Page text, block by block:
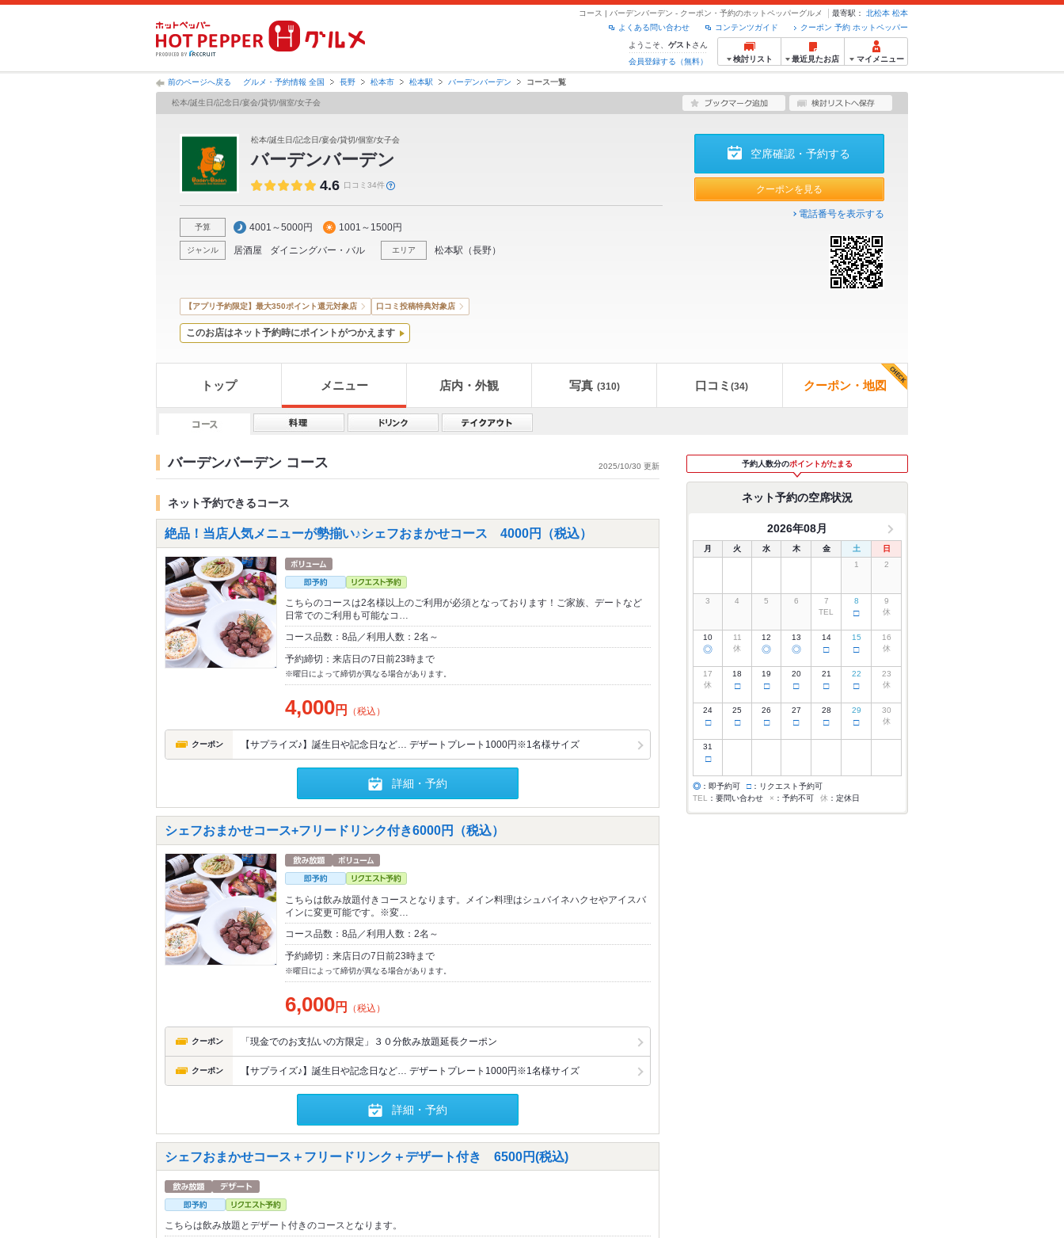
コース | バーデンバーデン - クーポン・予約のホットペッパーグルメ 最寄駅： 北松本 松本
クーポン 予約 ホットペッパー
コンテンツガイド
よくある問い合わせ
ようこそ、 ゲスト さん
会員登録する（無料）
検討リスト 最近見たお店 マイメニュー
前のページへ戻る グルメ・予約情報 全国 長野 松本市 松本駅 バーデンバーデン コース一覧
松本/誕生日/記念日/宴会/貸切/個室/女子会
松本/誕生日/記念日/宴会/貸切/個室/女子会
バーデンバーデン
4.6 口コミ34件
予算 4001～5000円 1001～1500円
ジャンル 居酒屋 ダイニングバー・バル エリア 松本駅 （長野）
空席確認・予約する
クーポンを見る
電話番号を表示する
【アプリ予約限定】最大350ポイント還元対象店 口コミ投稿特典対象店
このお店はネット予約時にポイントがつかえます
トップ メニュー 店内・外観 写真 (310) 口コミ (34) クーポン・地図
バーデンバーデン コース 2025/10/30 更新
ネット予約できるコース
絶品！当店人気メニューが勢揃い♪シェフおまかせコース 4000円（税込）
こちらのコースは2名様以上のご利用が必須となっております！ご家族、デートなど
日常でのご利用も可能なコ…
コース品数：8品／利用人数：2名～
予約締切：来店日の7日前23時まで
※曜日によって締切が異なる場合があります。
4,000円 （税込）
クーポン 【サプライズ♪】誕生日や記念日など… デザートプレート1000円※1名様サイズ
詳細・予約
シェフおまかせコース+フリードリンク付き6000円（税込）
こちらは飲み放題付きコースとなります。メイン料理はシュバイネハクセやアイスバ
インに変更可能です。※変…
コース品数：8品／利用人数：2名～
予約締切：来店日の7日前23時まで
※曜日によって締切が異なる場合があります。
6,000円 （税込）
クーポン 「現金でのお支払いの方限定」３０分飲み放題延長クーポン
クーポン 【サプライズ♪】誕生日や記念日など… デザートプレート1000円※1名様サイズ
詳細・予約
シェフおまかせコース＋フリードリンク＋デザート付き 6500円(税込)
こちらは飲み放題とデザート付きのコースとなります。
予約人数分のポイントがたまる
ネット予約の空席状況
2026年08月
月 火 水 木 金 土
日
1
2
3 4 5 6
7
TEL
8
□
9
休
10
◎
11
休
12
◎
13
◎
14
□
15
□
16
休
17
休
18
□
19
□
20
□
21
□
22
□
23
休
24
□
25
□
26
□
27
□
28
□
29
□
30
休
31
□
◎ ：即予約可 □ ：リクエスト予約可
TEL
：要問い合わせ × ：予約不可 休 ：定休日